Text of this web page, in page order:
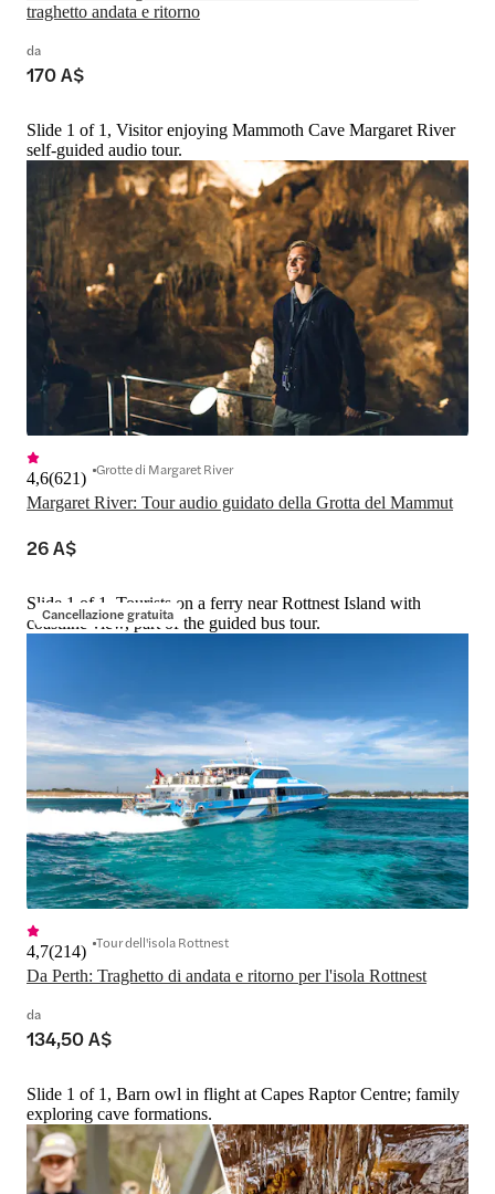
traghetto andata e ritorno
da
170 A$
Slide 1 of 1, Visitor enjoying Mammoth Cave Margaret River
self-guided audio tour.
Margaret River: Tour audio guidato della Grotta del Mammut
4,6(621) Grotte di Margaret River
26 A$
Cancellazione gratuita
Slide 1 of 1, Tourists on a ferry near Rottnest Island with
coastline view, part of the guided bus tour.
Da Perth: Traghetto di andata e ritorno per l'isola Rottnest
4,7(214) Tour dell'isola Rottnest
da
134,50 A$
Slide 1 of 1, Barn owl in flight at Capes Raptor Centre; family
exploring cave formations.